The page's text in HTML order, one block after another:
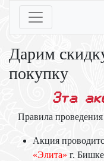
Дарим
покупку
Эта
Правила
Акция
«Элита» г.